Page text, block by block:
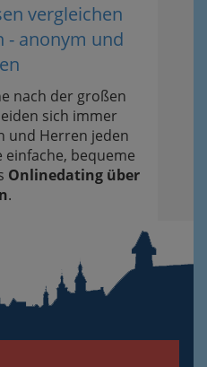
vergleichen
- anonym und
nach der großen
sich immer
und Herren jeden
bequeme
Onlinedating über
.